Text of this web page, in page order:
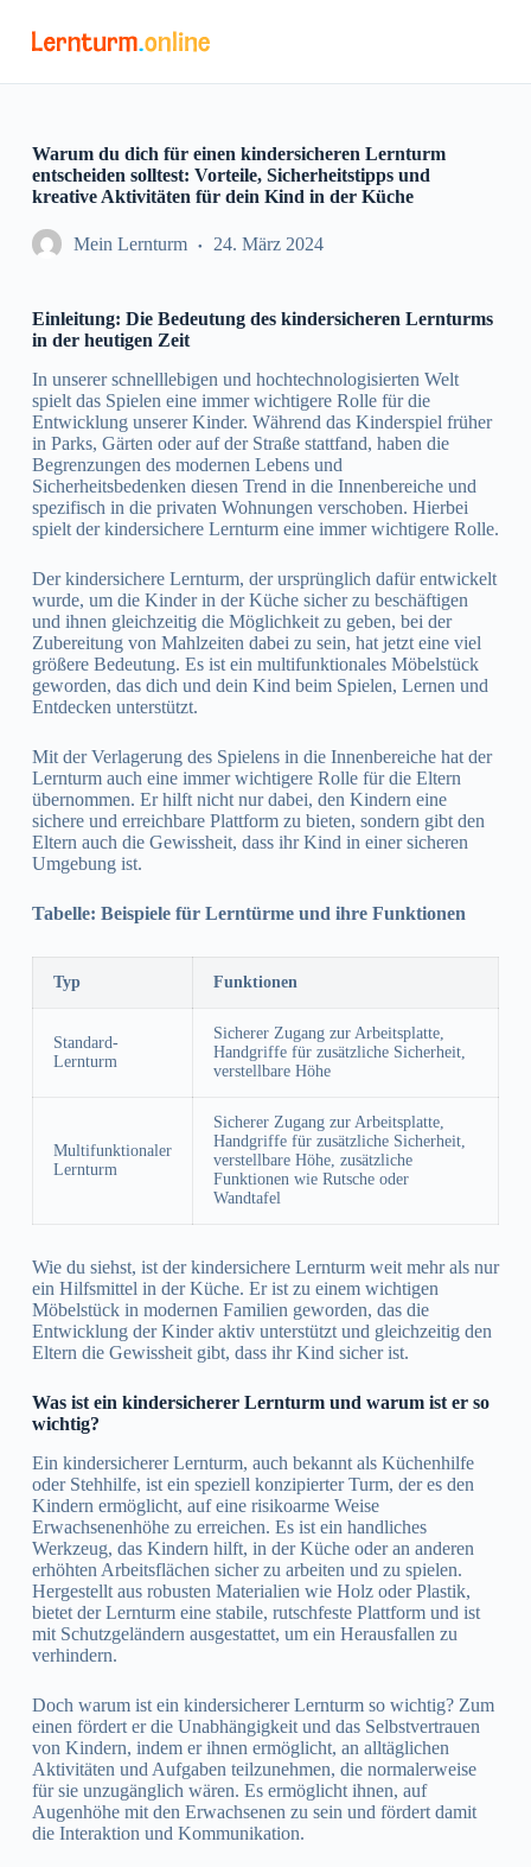
u
I
p
g
Warum du dich für einen kindersicheren Lernturm
entscheiden solltest: Vorteile, Sicherheitstipps und
kreative Aktivitäten für dein Kind in der Küche
Mein Lernturm 24. März 2024
Einleitung: Die Bedeutung des kindersicheren Lernturms
in der heutigen Zeit
In unserer schnelllebigen und hochtechnologisierten Welt
spielt das Spielen eine immer wichtigere Rolle für die
Entwicklung unserer Kinder. Während das Kinderspiel früher
in Parks, Gärten oder auf der Straße stattfand, haben die
Begrenzungen des modernen Lebens und
Sicherheitsbedenken diesen Trend in die Innenbereiche und
spezifisch in die privaten Wohnungen verschoben. Hierbei
spielt der kindersichere Lernturm eine immer wichtigere Rolle.
Der kindersichere Lernturm, der ursprünglich dafür entwickelt
wurde, um die Kinder in der Küche sicher zu beschäftigen
und ihnen gleichzeitig die Möglichkeit zu geben, bei der
Zubereitung von Mahlzeiten dabei zu sein, hat jetzt eine viel
größere Bedeutung. Es ist ein multifunktionales Möbelstück
geworden, das dich und dein Kind beim Spielen, Lernen und
Entdecken unterstützt.
Mit der Verlagerung des Spielens in die Innenbereiche hat der
Lernturm auch eine immer wichtigere Rolle für die Eltern
übernommen. Er hilft nicht nur dabei, den Kindern eine
sichere und erreichbare Plattform zu bieten, sondern gibt den
Eltern auch die Gewissheit, dass ihr Kind in einer sicheren
Umgebung ist.
Tabelle: Beispiele für Lerntürme und ihre Funktionen
Typ Funktionen
Standard-
Lernturm
Sicherer Zugang zur Arbeitsplatte,
Handgriffe für zusätzliche Sicherheit,
verstellbare Höhe
Multifunktionaler
Lernturm
Sicherer Zugang zur Arbeitsplatte,
Handgriffe für zusätzliche Sicherheit,
verstellbare Höhe, zusätzliche
Funktionen wie Rutsche oder
Wandtafel
Wie du siehst, ist der kindersichere Lernturm weit mehr als nur
ein Hilfsmittel in der Küche. Er ist zu einem wichtigen
Möbelstück in modernen Familien geworden, das die
Entwicklung der Kinder aktiv unterstützt und gleichzeitig den
Eltern die Gewissheit gibt, dass ihr Kind sicher ist.
Was ist ein kindersicherer Lernturm und warum ist er so
wichtig?
Ein kindersicherer Lernturm, auch bekannt als Küchenhilfe
oder Stehhilfe, ist ein speziell konzipierter Turm, der es den
Kindern ermöglicht, auf eine risikoarme Weise
Erwachsenenhöhe zu erreichen. Es ist ein handliches
Werkzeug, das Kindern hilft, in der Küche oder an anderen
erhöhten Arbeitsflächen sicher zu arbeiten und zu spielen.
Hergestellt aus robusten Materialien wie Holz oder Plastik,
bietet der Lernturm eine stabile, rutschfeste Plattform und ist
mit Schutzgeländern ausgestattet, um ein Herausfallen zu
verhindern.
Doch warum ist ein kindersicherer Lernturm so wichtig? Zum
einen fördert er die Unabhängigkeit und das Selbstvertrauen
von Kindern, indem er ihnen ermöglicht, an alltäglichen
Aktivitäten und Aufgaben teilzunehmen, die normalerweise
für sie unzugänglich wären. Es ermöglicht ihnen, auf
Augenhöhe mit den Erwachsenen zu sein und fördert damit
die Interaktion und Kommunikation.